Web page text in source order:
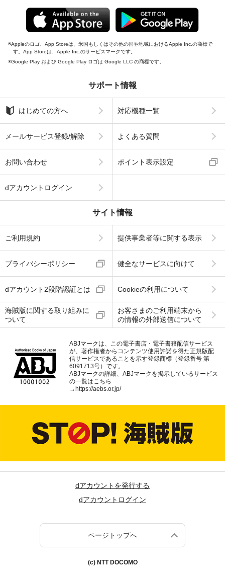
Appleのロゴ、App Storeは、米国もしくはその他の国や地域におけるApple Inc.の商標で
す。App Storeは、Apple Inc.のサービスマークです。
Google Play および Google Play ロゴは Google LLC の商標です。
サポート情報
はじめての方へ 対応機種一覧
メールサービス登録/解除 よくある質問
お問い合わせ ポイント表示設定
dアカウントログイン
サイト情報
ご利用規約 提供事業者等に関する表示
プライバシーポリシー 健全なサービスに向けて
dアカウント2段階認証とは Cookieの利用について
海賊版に関する取り組みに
ついて
お客さまのご利用端末から
の情報の外部送信について
ABJマークは、この電子書店・電子書籍配信サービス
が、著作権者からコンテンツ使用許諾を得た正規版配
信サービスであることを示す登録商標（登録番号 第
6091713号）です。
ABJマークの詳細、ABJマークを掲示しているサービス
の一覧はこちら
→ https://aebs.or.jp/
dアカウントを発行する
dアカウントログイン
ページトップへ
(c) NTT DOCOMO